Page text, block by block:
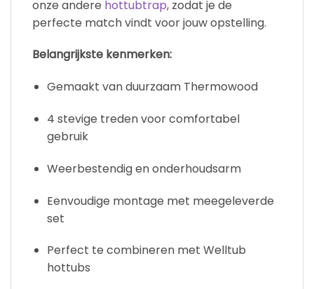
onze andere hottubtrap, zodat je de
perfecte match vindt voor jouw opstelling.
Belangrijkste kenmerken:
Gemaakt van duurzaam Thermowood
4 stevige treden voor comfortabel
gebruik
Weerbestendig en onderhoudsarm
Eenvoudige montage met meegeleverde
set
Perfect te combineren met Welltub
hottubs